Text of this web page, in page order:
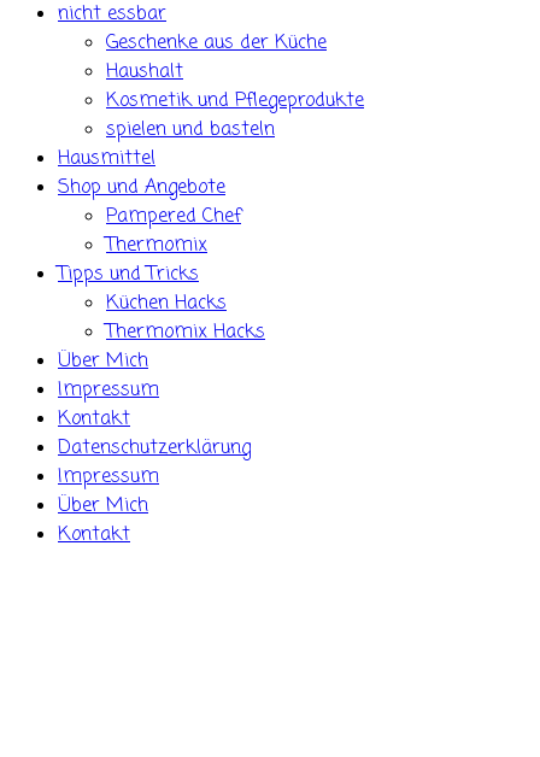
nicht essbar
Geschenke aus der Küche
Haushalt
Kosmetik und Pflegeprodukte
spielen und basteln
Hausmittel
Shop und Angebote
Pampered Chef
Thermomix
Tipps und Tricks
Küchen Hacks
Thermomix Hacks
Über Mich
Impressum
Kontakt
Datenschutzerklärung
Impressum
Über Mich
Kontakt